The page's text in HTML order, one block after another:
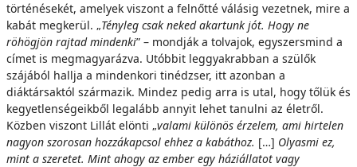
történésekét, amelyek viszont a felnőtté válásig vezetnek, mire a
kabát megkerül. „Tényleg csak neked akartunk jót. Hogy ne
röhögjön rajtad mindenki” – mondják a tolvajok, egyszersmind a
címet is megmagyarázva. Utóbbit leggyakrabban a szülők
szájából hallja a mindenkori tinédzser, itt azonban a
diáktársaktól származik. Mindez pedig arra is utal, hogy tőlük és
kegyetlenségeikből legalább annyit lehet tanulni az életről.
Közben viszont Lillát elönti „valami különös érzelem, ami hirtelen
nagyon szorosan hozzákapcsol ehhez a kabáthoz. […] Olyasmi ez,
mint a szeretet. Mint ahogy az ember egy háziállatot vagy